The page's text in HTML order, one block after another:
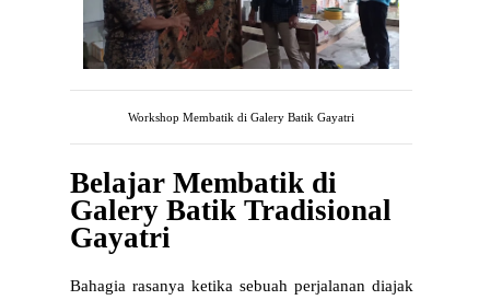
Workshop Membatik di Galery Batik Gayatri
Belajar Membatik di
Galery Batik Tradisional
Gayatri
Bahagia rasanya ketika sebuah perjalanan diajak